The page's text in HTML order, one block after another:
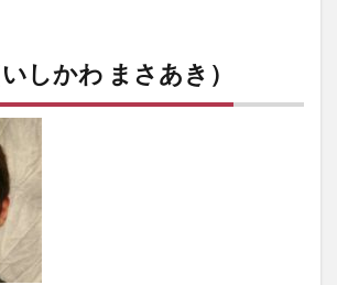
しかわ まさあき）